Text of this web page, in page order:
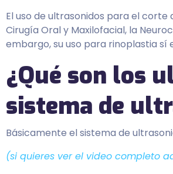
El uso de ultrasonidos para el
Cirugía Oral y Maxilofacial, la
embargo, su uso para rinoplastia sí
¿Qué son los
sistema de
Básicamente el sistema de
(si quieres ver el video completo